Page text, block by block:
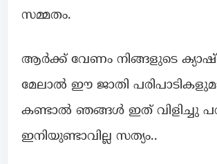
സമ്മതം.
ആർക്ക് വേണം നിങ്ങളുടെ
മേലാൽ ഈ ജാതി
കണ്ടാൽ ഞങ്ങൾ ഇത് വിളിച്ചു
ഇനിയുണ്ടാവില്ല സത്യം..